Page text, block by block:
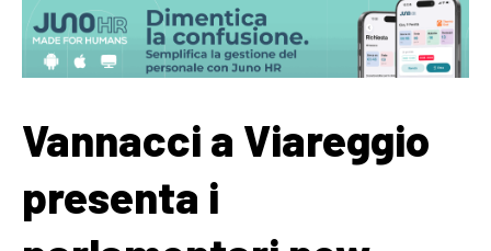
Vannacci a Viareggio
presenta i